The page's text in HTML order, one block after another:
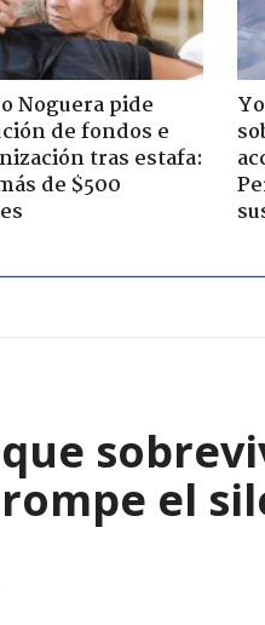
Noguera pide
de fondos e
tras estafa:
de $500
el